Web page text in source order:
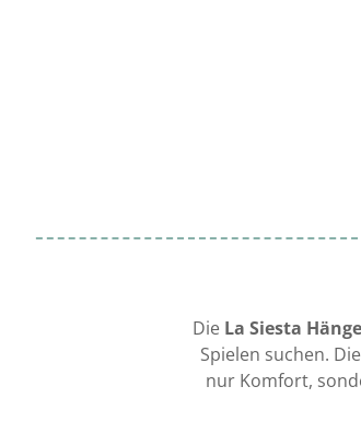
Die La Siesta
Spielen suchen.
nur Komfort,